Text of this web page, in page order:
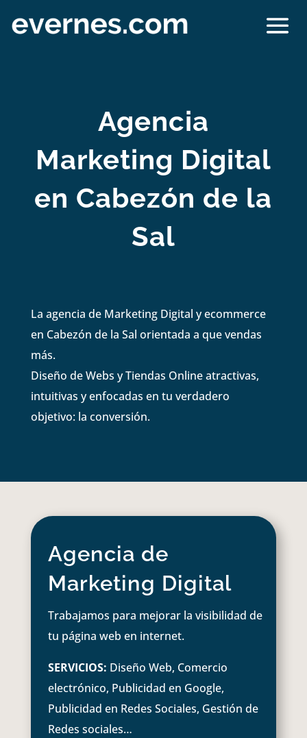
Agencia
Marketing Digital
en Cabezón de la
Sal
La agencia de Marketing Digital y ecommerce
en Cabezón de la Sal orientada a que vendas
más.
Diseño de Webs y Tiendas Online atractivas,
intuitivas y enfocadas en tu verdadero
objetivo: la conversión.
Agencia de
Marketing Digital
Trabajamos para mejorar la visibilidad de
tu página web en internet.
SERVICIOS: Diseño Web, Comercio
electrónico, Publicidad en Google,
Publicidad en Redes Sociales, Gestión de
Redes sociales…